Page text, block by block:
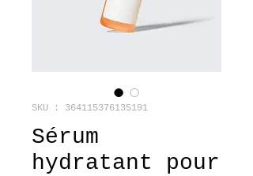
SKU : 364115376135191
Sérum
hydratant pour